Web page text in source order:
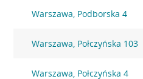
Warszawa, Podborska 4
Warszawa, Połczyńska 103
Warszawa, Połczyńska 4